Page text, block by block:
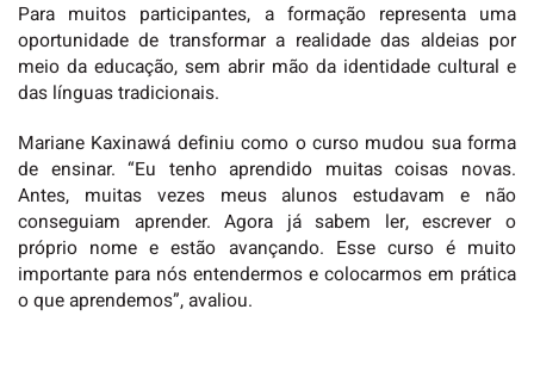
Para muitos participantes, a formação representa uma
oportunidade de transformar a realidade das aldeias por
meio da educação, sem abrir mão da identidade cultural e
das línguas tradicionais.
Mariane Kaxinawá definiu como o curso mudou sua forma
de ensinar. “Eu tenho aprendido muitas coisas novas.
Antes, muitas vezes meus alunos estudavam e não
conseguiam aprender. Agora já sabem ler, escrever o
próprio nome e estão avançando. Esse curso é muito
importante para nós entendermos e colocarmos em prática
o que aprendemos”, avaliou.